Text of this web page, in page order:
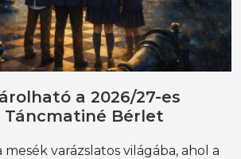
a 2026/27-es
Táncmatiné Bérlet
varázslatos világába, ahol a